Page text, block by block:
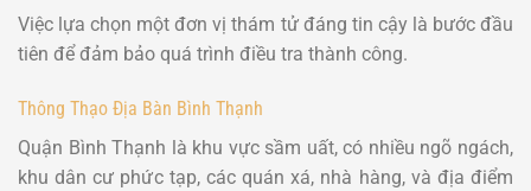
Việc lựa chọn một đơn vị thám tử đáng tin cậy là bước đầu
tiên để đảm bảo quá trình điều tra thành công.
Thông Thạo Địa Bàn Bình Thạnh
Quận Bình Thạnh là khu vực sầm uất, có nhiều ngõ ngách,
khu dân cư phức tạp, các quán xá, nhà hàng, và địa điểm